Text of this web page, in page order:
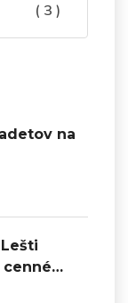
( 3 )
na
cenné…